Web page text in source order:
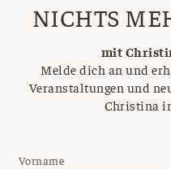
NICHTS
mit
Melde dich an und
Veranstaltungen und
Christina
Vorname